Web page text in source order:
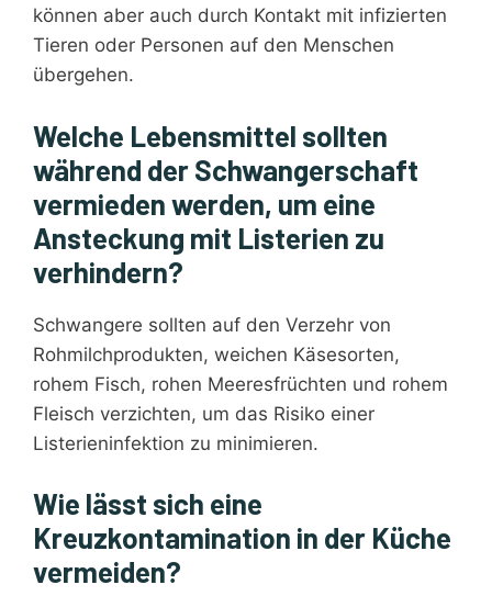
können aber auch durch Kontakt mit infizierten
Tieren oder Personen auf den Menschen
übergehen.
Welche Lebensmittel sollten
während der Schwangerschaft
vermieden werden, um eine
Ansteckung mit Listerien zu
verhindern?
Schwangere sollten auf den Verzehr von
Rohmilchprodukten, weichen Käsesorten,
rohem Fisch, rohen Meeresfrüchten und rohem
Fleisch verzichten, um das Risiko einer
Listerieninfektion zu minimieren.
Wie lässt sich eine
Kreuzkontamination in der Küche
vermeiden?